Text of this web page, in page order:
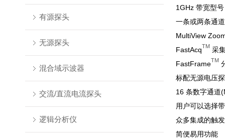
有源探头
无源探头
混合域示波器
交流/直流电流探头
逻辑分析仪
1GHz 带宽型号
一条或两条通
MultiView
FastAcqTM 采
FastFrameTM
标配无源电压
16 条数字通道
用户可以选择
众多集成的触
简便易用功能